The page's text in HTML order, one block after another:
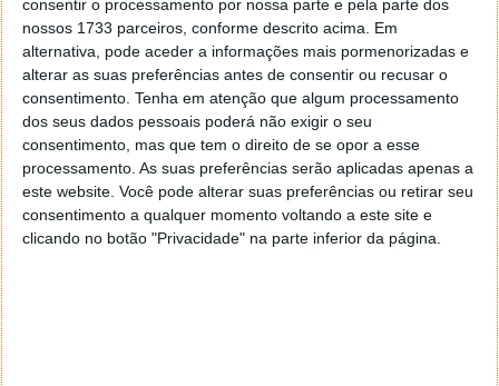
consentir o processamento por nossa parte e pela parte dos
nossos 1733 parceiros, conforme descrito acima. Em
alternativa, pode aceder a informações mais pormenorizadas e
alterar as suas preferências antes de consentir ou recusar o
consentimento. Tenha em atenção que algum processamento
dos seus dados pessoais poderá não exigir o seu
consentimento, mas que tem o direito de se opor a esse
processamento. As suas preferências serão aplicadas apenas a
este website. Você pode alterar suas preferências ou retirar seu
consentimento a qualquer momento voltando a este site e
clicando no botão "Privacidade" na parte inferior da página.
pessoas de competências que lhes permitam abrir
mais portas no mundo do trabalho.
Na mesma linha de ideias, há também empresas
privadas cientes deste problema e que estão a
desenvolver condições especiais para ajudar os
jovens na sua formação e na sua adaptação ao
mercado de trabalho.
AOlisipo , por exemplo, está a oferecer descontos a